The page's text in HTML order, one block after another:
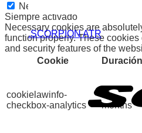
.SCORPION ATR
Necessary
Siempre activado
Necessary cookies are
function properly. These
and security features of the
Cookie
Duración
cookielawinfo-
checkbox-analytics
11
months